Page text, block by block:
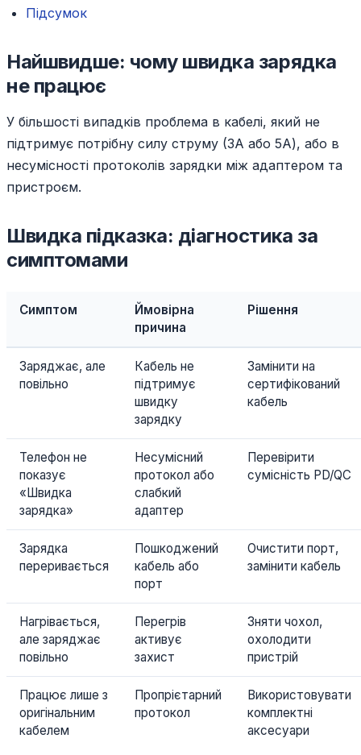
Підсумок
Найшвидше: чому швидка зарядка
не працює
У більшості випадків проблема в кабелі, який не
підтримує потрібну силу струму (3А або 5А), або в
несумісності протоколів зарядки між адаптером та
пристроєм.
Швидка підказка: діагностика за
симптомами
Симптом
Ймовірна
причина
Рішення
Заряджає, але
повільно
Кабель не
підтримує
швидку
зарядку
Замінити на
сертифікований
кабель
Телефон не
показує
«Швидка
зарядка»
Несумісний
протокол або
слабкий
адаптер
Перевірити
сумісність PD/QC
Зарядка
переривається
Пошкоджений
кабель або
порт
Очистити порт,
замінити кабель
Нагрівається,
але заряджає
повільно
Перегрів
активує
захист
Зняти чохол,
охолодити
пристрій
Працює лише з
оригінальним
кабелем
Пропрієтарний
протокол
Використовувати
комплектні
аксесуари